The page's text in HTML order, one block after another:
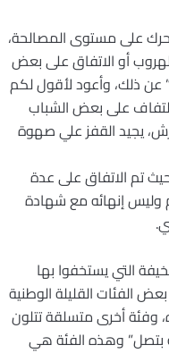
على مستوى المصالحة،
أو الاتفاق على بعض
عن ذلك، وأعود لأقول لكم
على بعض الشباب
يجيد القفز علي صهوة
تم الاتفاق على عدة
وليس إنهائه مع شهادة
التي يستخفوا بها
الفئات القليلة الوطنية
وفئة أخرى متسلقة تتلون
بتصل” وهذه الفئة هي